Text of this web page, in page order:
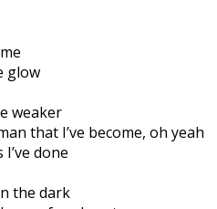
glow
weaker
that I’ve become, oh yeah
done
the dark